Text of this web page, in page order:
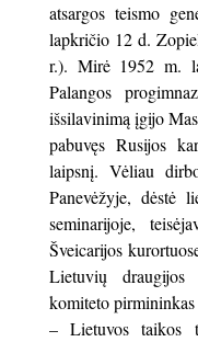
atsargos teismo
lapkričio 12 d.
r.). Mirė 1952 m.
Palangos
išsilavinimą įgijo
pabuvęs Rusijos
laipsnį. Vėliau
Panevėžyje, dėstė
seminarijoje,
Šveicarijos
Lietuvių draugijos
komiteto
– Lietuvos taikos